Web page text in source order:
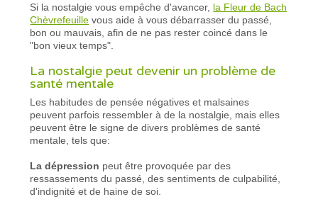
Si la nostalgie vous empêche d'avancer, la Fleur de Bach
Chèvrefeuille vous aide à vous débarrasser du passé,
bon ou mauvais, afin de ne pas rester coincé dans le
"bon vieux temps".
La nostalgie peut devenir un problème de
santé mentale
Les habitudes de pensée négatives et malsaines
peuvent parfois ressembler à de la nostalgie, mais elles
peuvent être le signe de divers problèmes de santé
mentale, tels que:
La dépression peut être provoquée par des
ressassements du passé, des sentiments de culpabilité,
d'indignité et de haine de soi.